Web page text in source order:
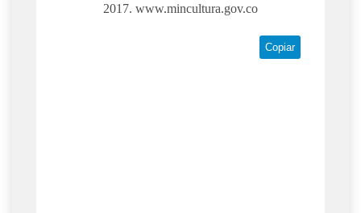
2017. www.mincultura.gov.co
Copiar